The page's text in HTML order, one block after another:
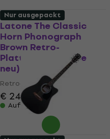
Latone The Classic
Horn Phonograph
Brown Retro-
Plattenspieler (Wie
neu)
Retro-Plattenspieler
€ 246
Auf Lager
Nur ausgepackt